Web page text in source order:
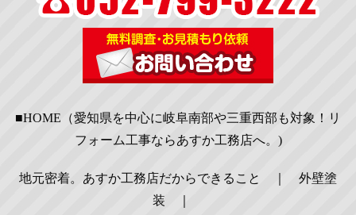
■HOME（愛知県を中心に岐阜南部や三重西部も対象！リ
フォーム工事ならあすか工務店へ。)
地元密着。あすか工務店だからできること
外壁塗
装